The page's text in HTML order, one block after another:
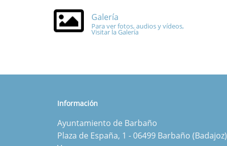
Galería
Para ver fotos, audios y vídeos,
Visitar la Galería
Información
Ayuntamiento de Barbaño
Plaza de España, 1 - 06499 Barbaño (Badajoz)